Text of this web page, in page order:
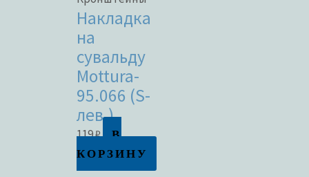
Накладка
на
сувальду
Mottura-
95.066 (S-
лев.)
119₽
В
КОРЗИНУ